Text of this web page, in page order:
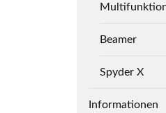
Beamer
Spyder X
Informationen